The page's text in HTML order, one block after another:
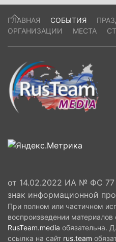
ГЛАВНАЯ СОБЫТИЯ
ОРГАНИЗАЦИИ
МЕСТА
от 14.02.2022 ИА № ФС 77
знак информационной
При полном или частичном
воспроизведении материалов
RusTeam.media обязательна.
ссылка на сайт rus.team